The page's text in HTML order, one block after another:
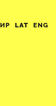
LAT ENG